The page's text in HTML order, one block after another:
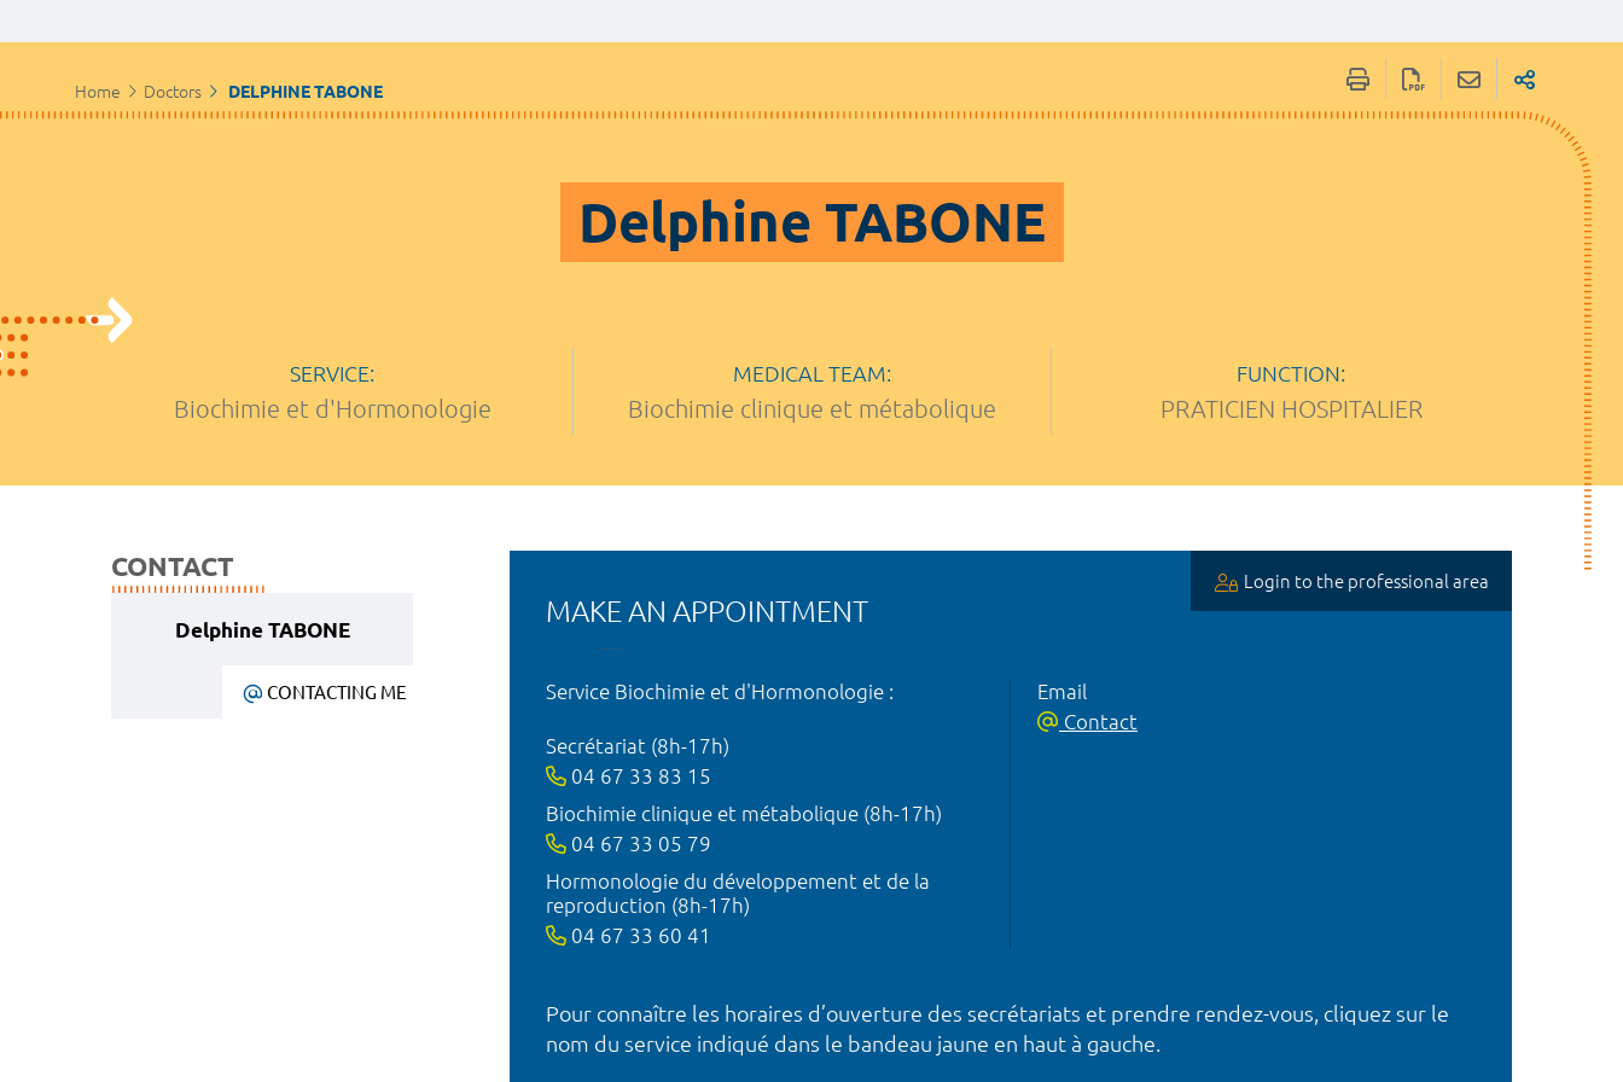
Home Doctors DELPHINE TABONE
Delphine TABONE
SERVICE:
Biochimie et d'Hormonologie
MEDICAL TEAM:
Biochimie clinique et métabolique
FUNCTION:
PRATICIEN HOSPITALIER
CONTACT
Delphine TABONE
CONTACTING ME
MAKE AN APPOINTMENT
Login to the professional area
Service Biochimie et d'Hormonologie :
Secrétariat (8h-17h)
04 67 33 83 15
Biochimie clinique et métabolique (8h-17h)
04 67 33 05 79
Hormonologie du développement et de la
reproduction (8h-17h)
04 67 33 60 41
Email
Contact
Pour connaître les horaires d’ouverture des secrétariats et prendre rendez-vous, cliquez sur le
nom du service indiqué dans le bandeau jaune en haut à gauche.